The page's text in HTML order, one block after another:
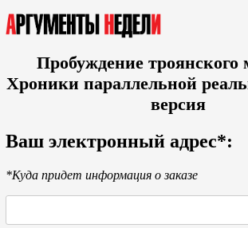
Пробуждение троянского
Хроники параллельной
версия
Ваш электронный адрес*:
*Куда придет информация о заказе